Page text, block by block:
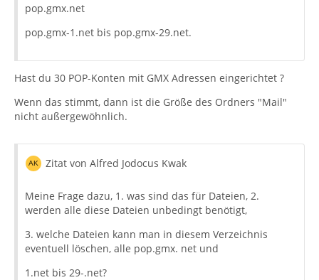
pop.gmx.net
pop.gmx-1.net bis pop.gmx-29.net.
Hast du 30 POP-Konten mit GMX Adressen eingerichtet ?
Wenn das stimmt, dann ist die Größe des Ordners "Mail"
nicht außergewöhnlich.
Zitat von Alfred Jodocus Kwak
Meine Frage dazu, 1. was sind das für Dateien, 2.
werden alle diese Dateien unbedingt benötigt,
3. welche Dateien kann man in diesem Verzeichnis
eventuell löschen, alle pop.gmx. net und
1.net bis 29-.net?